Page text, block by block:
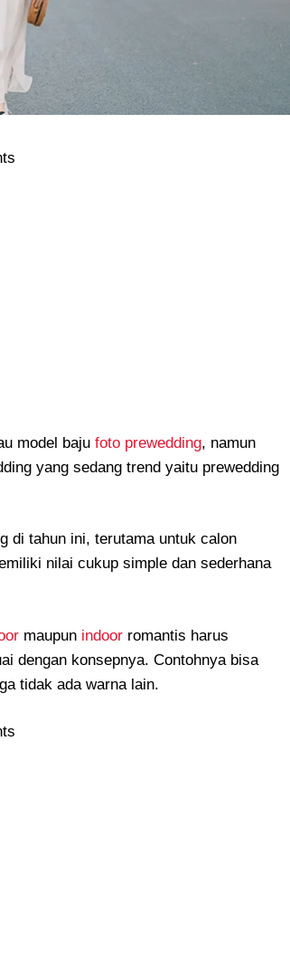
model baju foto prewedding, namun
yang sedang trend yaitu prewedding
di tahun ini, terutama untuk calon
nilai cukup simple dan sederhana
maupun indoor romantis harus
dengan konsepnya. Contohnya bisa
tidak ada warna lain.